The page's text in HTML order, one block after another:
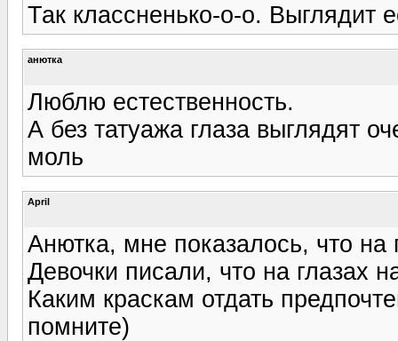
Так классненько-о-о. Выглядит
анютка
Люблю естественность.
А без татуажа глаза выглядят
моль
April
Анютка, мне показалось, что на
Девочки писали, что на глазах
Каким краскам отдать
помните)